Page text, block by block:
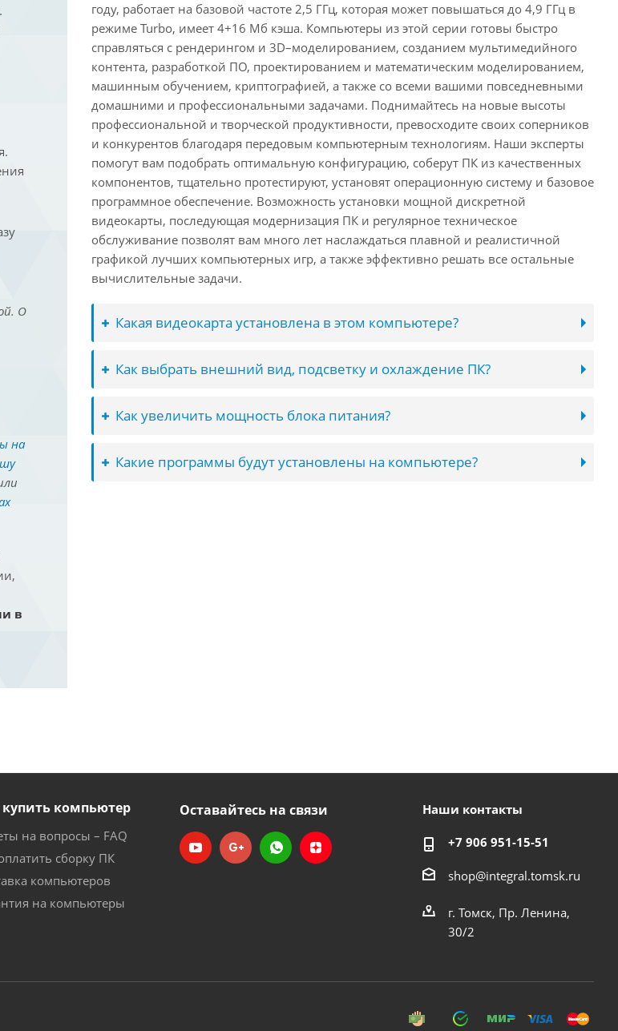
О
на
в
году, работает на базовой частоте 2,5 ГГц, которая может повышаться до 4,9 ГГц в
режиме Turbo, имеет 4+16 Мб кэша. Компьютеры из этой серии готовы быстро
справляться с рендерингом и 3D–моделированием, созданием мультимедийного
контента, разработкой ПО, проектированием и математическим моделированием,
машинным обучением, криптографией, а также со всеми вашими повседневными
домашними и профессиональными задачами. Поднимайтесь на новые высоты
профессиональной и творческой продуктивности, превосходите своих соперников
и конкурентов благодаря передовым компьютерным технологиям. Наши эксперты
помогут вам подобрать оптимальную конфигурацию, соберут ПК из качественных
компонентов, тщательно протестируют, установят операционную систему и базовое
программное обеспечение. Возможность установки мощной дискретной
видеокарты, последующая модернизация ПК и регулярное техническое
обслуживание позволят вам много лет наслаждаться плавной и реалистичной
графикой лучших компьютерных игр, а также эффективно решать все остальные
вычислительные задачи.
Какая видеокарта установлена в этом компьютере?
Как выбрать внешний вид, подсветку и охлаждение ПК?
Как увеличить мощность блока питания?
Какие программы будут установлены на компьютере?
купить компьютер
на вопросы – FAQ
сборку ПК
компьютеров
на компьютеры
Оставайтесь на связи Наши контакты
+7 906 951-15-51
shop@integral.tomsk.ru
г. Томск, Пр. Ленина,
30/2